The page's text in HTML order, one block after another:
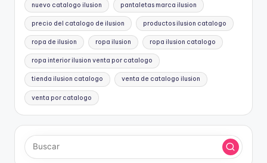
nuevo catalogo ilusion pantaletas marca ilusion
precio del catalogo de ilusion productos ilusion catalogo
ropa de ilusion ropa ilusion ropa ilusion catalogo
ropa interior ilusion venta por catalogo
tienda ilusion catalogo venta de catalogo ilusion
venta por catalogo